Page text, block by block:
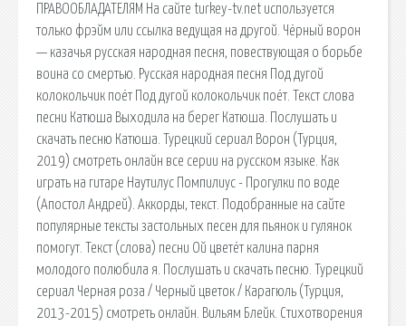
ПРАВООБЛАДАТЕЛЯМ На сайте turkey-tv.net используется
только фрэйм или ссылка ведущая на другой. Чёрный ворон
— казачья русская народная песня, повествующая о борьбе
воина со смертью. Русская народная песня Под дугой
колокольчик поёт Под дугой колокольчик поёт. Текст слова
песни Катюша Выходила на берег Катюша. Послушать и
скачать песню Катюша. Турецкий сериал Ворон (Турция,
2019) смотреть онлайн все серии на русском языке. Как
играть на гитаре Наутилус Помпилиус - Прогулки по воде
(Апостол Андрей). Аккорды, текст. Подобранные на сайте
популярные тексты застольных песен для пьянок и гулянок
помогут. Текст (слова) песни Ой цветёт калина парня
молодого полюбила я. Послушать и скачать песню. Турецкий
сериал Черная роза / Черный цветок / Карагюль (Турция,
2013-2015) смотреть онлайн. Вильям Блейк. Стихотворения